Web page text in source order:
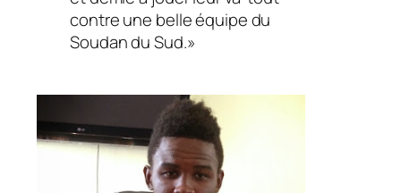
contre une belle équipe du
Soudan du Sud.»